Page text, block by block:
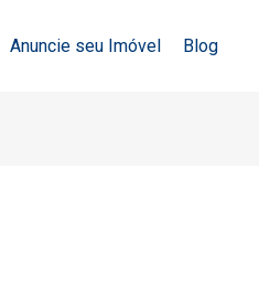
Anuncie seu Imóvel Blog